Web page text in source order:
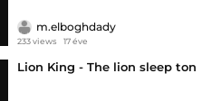
m.elboghdady
233 views 17 éve
Lion King - The lion sleep ton